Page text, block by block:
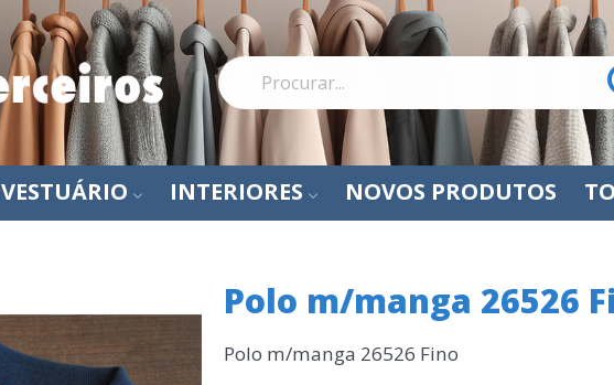
VESTUÁRIO INTERIORES NOVOS PRODUTOS
Polo m/manga 26526
Polo m/manga 26526 Fino